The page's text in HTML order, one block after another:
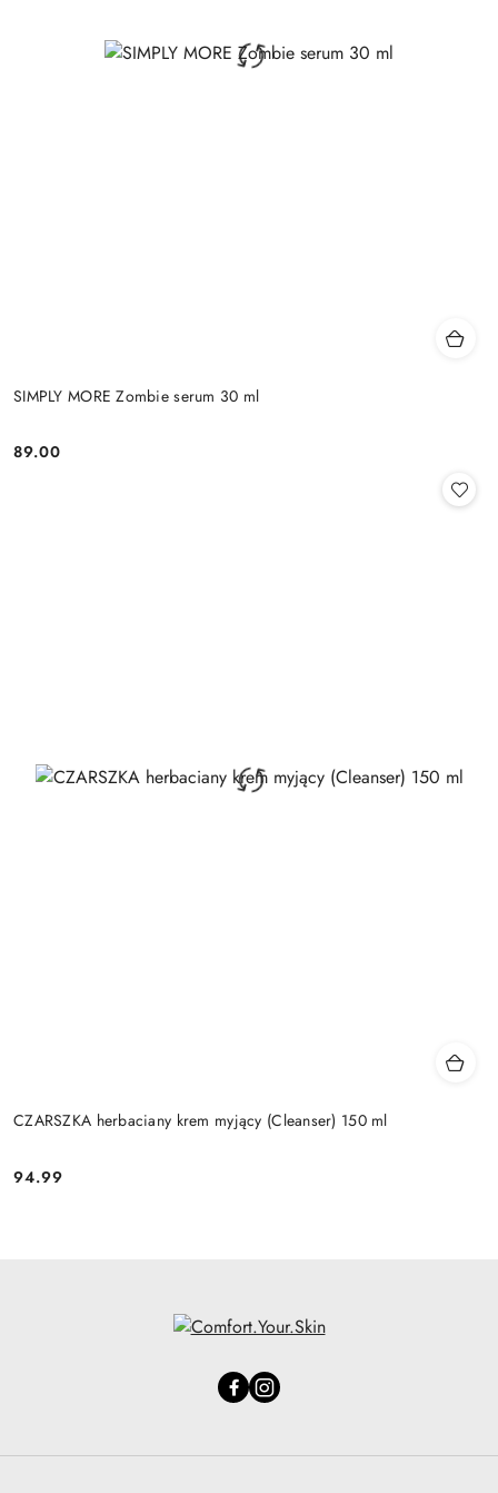
SIMPLY MORE Zombie serum 30 ml
Cena:
89.00
CZARSZKA herbaciany krem myjący (Cleanser) 150 ml
Cena:
94.99